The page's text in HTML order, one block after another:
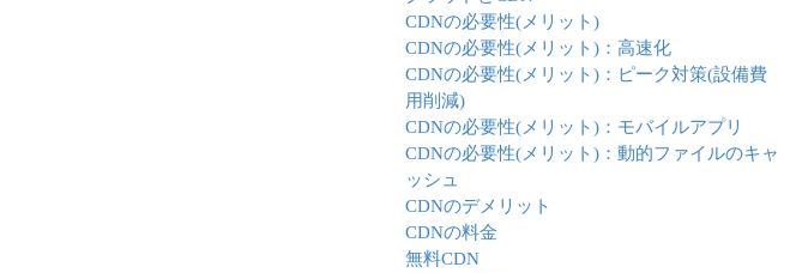
CDNの必要性(メリット)
CDNの必要性(メリット)：高速化
CDNの必要性(メリット)：ピーク対策(設備費
用削減)
CDNの必要性(メリット)：モバイルアプリ
CDNの必要性(メリット)：動的ファイルのキャ
ッシュ
CDNのデメリット
CDNの料金
無料CDN